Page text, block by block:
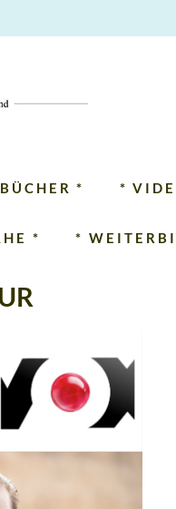
* *
* *